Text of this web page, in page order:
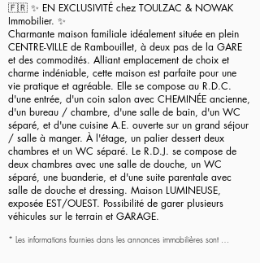
🇫🇷 ✨ EN EXCLUSIVITÉ chez TOULZAC & NOWAK
Immobilier. ✨
Charmante maison familiale idéalement située en plein
CENTRE-VILLE de Rambouillet, à deux pas de la GARE
et des commodités. Alliant emplacement de choix et
charme indéniable, cette maison est parfaite pour une
vie pratique et agréable. Elle se compose au R.D.C.
d'une entrée, d'un coin salon avec CHEMINÉE ancienne,
d'un bureau / chambre, d'une salle de bain, d'un WC
séparé, et d'une cuisine A.E. ouverte sur un grand séjour
/ salle à manger. À l'étage, un palier dessert deux
chambres et un WC séparé. Le R.D.J. se compose de
deux chambres avec une salle de douche, un WC
séparé, une buanderie, et d'une suite parentale avec
salle de douche et dressing. Maison LUMINEUSE,
exposée EST/OUEST. Possibilité de garer plusieurs
véhicules sur le terrain et GARAGE.
* Les informations fournies dans les annonces immobilières sont